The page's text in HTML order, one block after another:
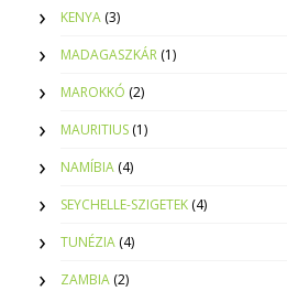
KENYA (3)
MADAGASZKÁR (1)
MAROKKÓ (2)
MAURITIUS (1)
NAMÍBIA (4)
SEYCHELLE-SZIGETEK (4)
TUNÉZIA (4)
ZAMBIA (2)